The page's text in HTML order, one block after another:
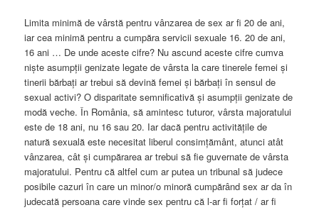
Limita minimă de vârstă pentru vânzarea de sex ar fi 20 de ani,
iar cea minimă pentru a cumpăra servicii sexuale 16. 20 de ani,
16 ani … De unde aceste cifre? Nu ascund aceste cifre cumva
niște asumpții genizate legate de vârsta la care tinerele femei și
tinerii bărbați ar trebui să devină femei și bărbați în sensul de
sexual activi? O disparitate semnificativă și asumpții genizate de
modă veche. În România, să amintesc tuturor, vârsta majoratului
este de 18 ani, nu 16 sau 20. Iar dacă pentru activitățile de
natură sexuală este necesitat liberul consimțământ, atunci atât
vânzarea, cât și cumpărarea ar trebui să fie guvernate de vârsta
majoratului. Pentru că altfel cum ar putea un tribunal să judece
posibile cazuri în care un minor/o minoră cumpărând sex ar da în
judecată persoana care vinde sex pentru că l-ar fi forțat / ar fi